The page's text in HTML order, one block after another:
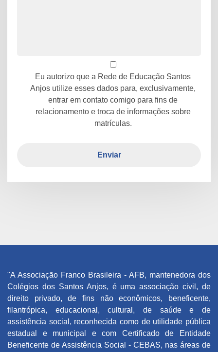
Eu autorizo que a Rede de Educação Santos
Anjos utilize esses dados para, exclusivamente,
entrar em contato comigo para fins de
relacionamento e troca de informações sobre
matrículas.
Enviar
"A Associação Franco Brasileira - AFB, mantenedora dos
Colégios dos Santos Anjos, é uma associação civil, de
direito privado, de fins não econômicos, beneficente,
filantrópica, educacional, cultural, de saúde e de
assistência social, reconhecida como de utilidade pública
estadual e municipal e com Certificado de Entidade
Beneficente de Assistência Social - CEBAS, nas áreas de